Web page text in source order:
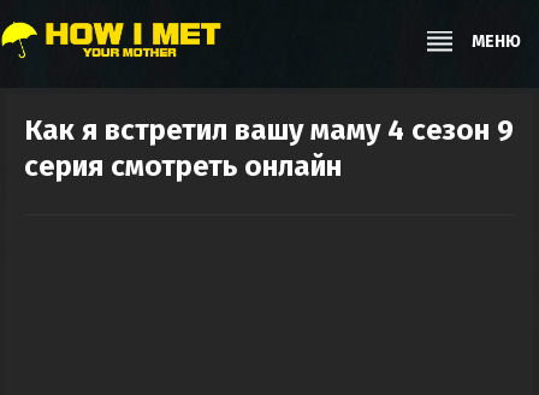
МЕНЮ
Как я встретил вашу маму 4 сезон 9
серия смотреть онлайн